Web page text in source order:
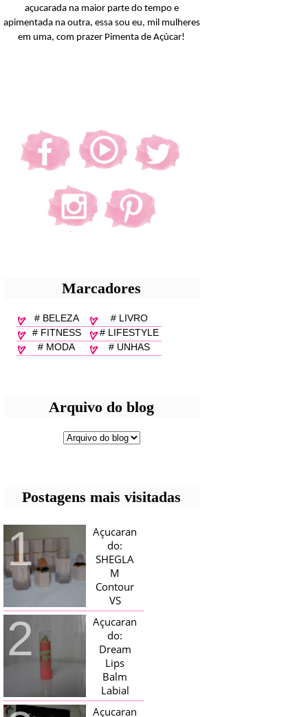
açucarada na maior parte do tempo e
apimentada na outra, essa sou eu, mil mulheres
em uma, com prazer Pimenta de Açúcar!
Marcadores
# BELEZA
# LIVRO
# FITNESS
# LIFESTYLE
# MODA
# UNHAS
Arquivo do blog
Postagens mais visitadas
Açucaran
do:
SHEGLA
M
Contour
VS
Bronzer!
HELLO AÇUCARADAS, E NESTE
MÊS CHEGOU AQUI EM CASA UMA
CAIXA RECHEADA DE SHEGLAM,
TINHA BLUSH, ILUMINADORES E
TODOS OS BRONZER E
CONTORNOS ...
Açucaran
do:
Dream
Lips
Balm
Labial
Magico
Açucaran